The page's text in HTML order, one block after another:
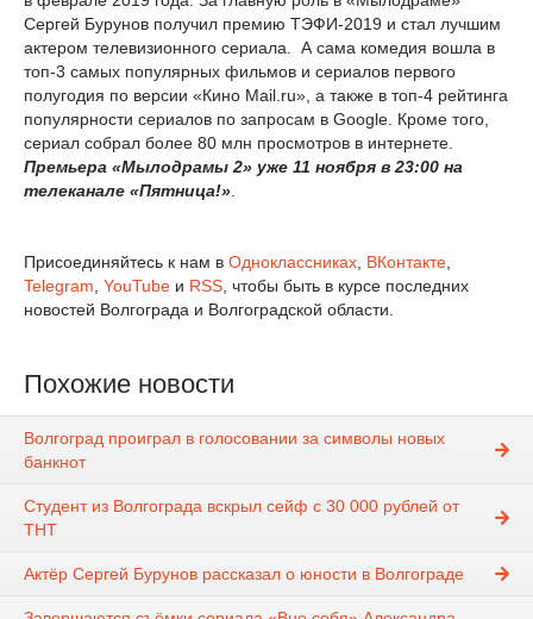
Сергей Бурунов получил премию ТЭФИ-2019 и стал лучшим
актером телевизионного сериала. А сама комедия вошла в
топ-3 самых популярных фильмов и сериалов первого
полугодия по версии «Кино Mail.ru», а также в топ-4 рейтинга
популярности сериалов по запросам в Google. Кроме того,
сериал собрал более 80 млн просмотров в интернете.
Премьера «Мылодрамы 2» уже 11 ноября в 23:00 на
телеканале «Пятница!»
Присоединяйтесь к нам в Одноклассниках ВКонтакте
Telegram YouTube и RSS , чтобы быть в курсе последних
новостей Волгограда и Волгоградской области.
Похожие новости
Волгоград проиграл в голосовании за символы новых
банкнот
Студент из Волгограда вскрыл сейф с 30 000 рублей от
ТНТ
Актёр Сергей Бурунов рассказал о юности в Волгограде